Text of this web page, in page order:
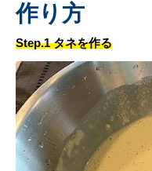
作り方
Step.1 タネを作る